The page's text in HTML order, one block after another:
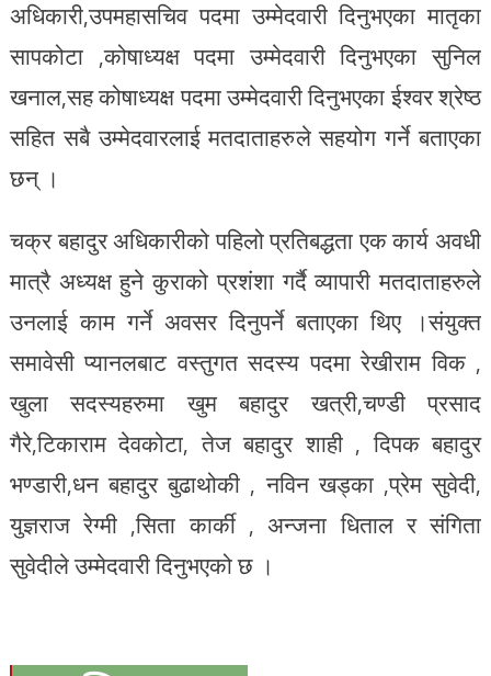
अधिकारी,उपमहासचिव पदमा उम्मेदवारी दिनुभएका मातृका
सापकोटा ,कोषाध्यक्ष पदमा उम्मेदवारी दिनुभएका सुनिल
खनाल,सह कोषाध्यक्ष पदमा उम्मेदवारी दिनुभएका ईश्वर श्रेष्ठ
सहित सबै उम्मेदवारलाई मतदाताहरुले सहयोग गर्ने बताएका
छन् ।
चक्र बहादुर अधिकारीको पहिलो प्रतिबद्धता एक कार्य अवधी
मात्रै अध्यक्ष हुने कुराको प्रशंशा गर्दै व्यापारी मतदाताहरुले
उनलाई काम गर्ने अवसर दिनुपर्ने बताएका थिए ।संयुक्त
समावेसी प्यानलबाट वस्तुगत सदस्य पदमा रेखीराम विक ,
खुला सदस्यहरुमा खुम बहादुर खत्री,चण्डी प्रसाद
गैरे,टिकाराम देवकोटा, तेज बहादुर शाही , दिपक बहादुर
भण्डारी,धन बहादुर बुढाथोकी , नविन खड्का ,प्रेम सुवेदी,
युज्ञराज रेग्मी ,सिता कार्की , अन्जना धिताल र संगिता
सुवेदीले उम्मेदवारी दिनुभएको छ ।